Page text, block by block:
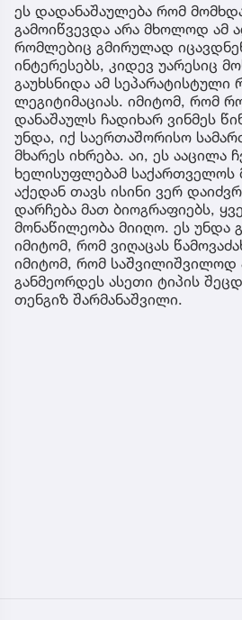
ეს დადანაშაულება რომ
გამოიწვევდა არა მხოლოდ ამ
რომლებიც გმირულად
ინტერესებს, კიდევ უარესიც
გაუხსნიდა ამ სეპარატისტული
ლეგიტიმაციას. იმიტომ, რომ
დანაშაულს ჩადიხარ ვინმეს
უნდა, იქ საერთაშორისო
მხარეს იხრება. აი, ეს ააცილა
ხელისუფლებამ საქართველოს
აქედან თავს ისინი ვერ
დარჩება მათ ბიოგრაფიებს,
მონაწილეობა მიიღო. ეს უნდა
იმიტომ, რომ ვიღაცას
იმიტომ, რომ საშვილიშვილოდ
განმეორდეს ასეთი ტიპის
თენგიზ შარმანაშვილი.